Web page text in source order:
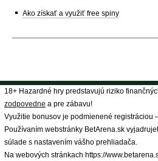
Ako získať a využiť free spiny
18+ Hazardné hry predstavujú riziko
zodpovedne a pre zábavu!
Využitie bonusov je podmienené registráciou
Používaním webstránky BetArena.sk
súlade s nastavením vášho prehliadača.
Na webových stránkach https://